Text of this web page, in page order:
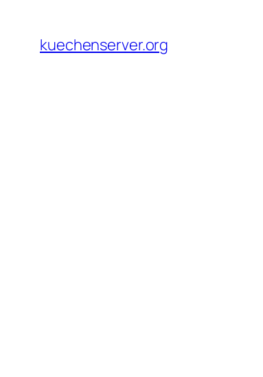
content
kuechenserver.org